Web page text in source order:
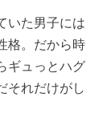
いた男子には
格。だから時
ギュっとハグ
それだけがし